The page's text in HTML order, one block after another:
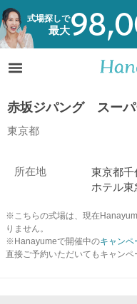
式場探しで
最大
赤坂ジパング スーパ
東京都
所在地
東京都
ホテル東
※こちらの式場は、現在
りません。
※Hanayumeで開催中のキャンペ
直接ご予約いただいてもキャンペ